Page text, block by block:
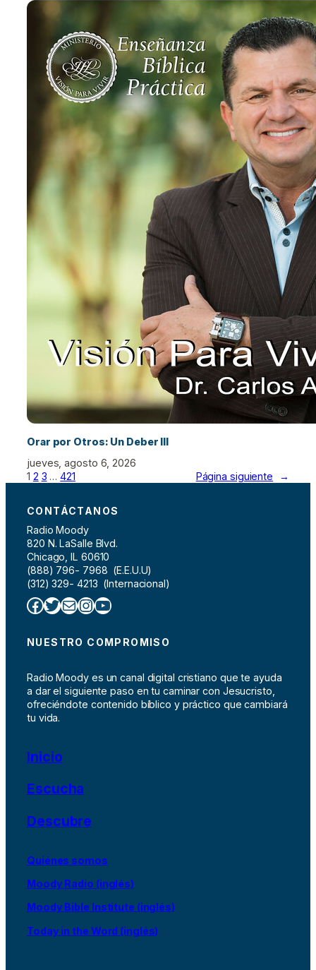
Orar por Otros: Un Deber III
jueves, agosto 6, 2026
1 2 3 … 421 Página siguiente →
CONTÁCTANOS
Radio Moody
820 N. LaSalle Blvd.
Chicago, IL 60610
(888) 796- 7968 (E.E.U.U)
(312) 329- 4213 (Internacional)
Facebook Twitter Correo electrónico InstagramYouTube
NUESTRO COMPROMISO
Radio Moody es un canal digital cristiano que te ayuda
a dar el siguiente paso en tu caminar con Jesucristo,
ofreciéndote contenido bíblico y práctico que cambiará
tu vida.
Inicio
Escucha
Descubre
Quiénes somos
Moody Radio (inglés)
Moody Bible Institute (inglés)
Today in the Word (inglés)